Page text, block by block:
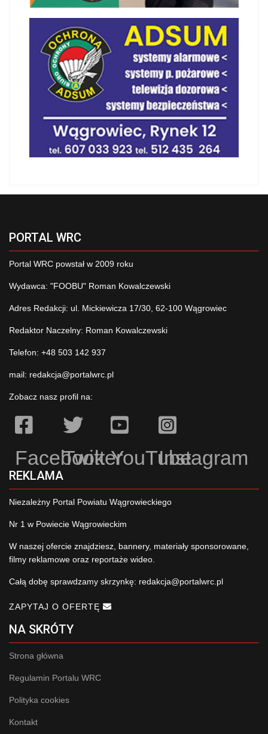
PORTAL WRC
Portal WRC powstał w 2009 roku
Wydawca: "FOOBU" Roman Kowalczewski
Adres Redakcji: ul. Mickiewicza 17/30, 62-100 Wągrowiec
Redaktor Naczelny: Roman Kowalczewski
Telefon: +48 503 142 937
mail: redakcja@portalwrc.pl
Zobacz nasz profil na:
Facebook
TwitterYouTubeInstagram
REKLAMA
Niezależny Portal Powiatu Wągrowieckiego
Nr 1 w Powiecie Wągrowieckim
W naszej ofercie znajdziesz, bannery, materiały sponsorowane,
filmy reklamowe oraz reportaże wideo.
Całą dobę sprawdzamy skrzynkę: redakcja@portalwrc.pl
ZAPYTAJ O OFERTĘ
NA SKRÓTY
Strona główna
Regulamin Portalu WRC
Polityka cookies
Kontakt